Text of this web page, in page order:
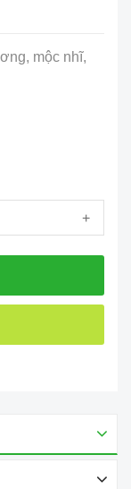
mộc nhĩ,
+